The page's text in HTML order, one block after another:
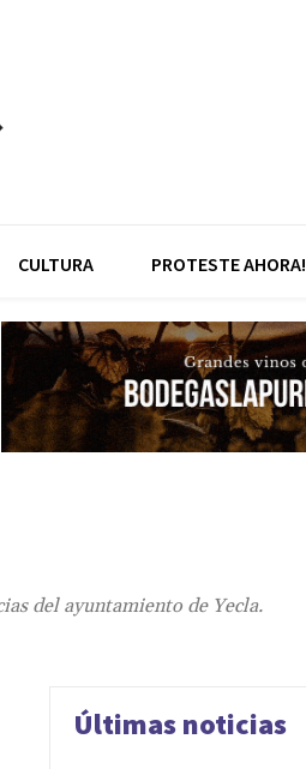
CULTURA PROTESTE AHORA!
del ayuntamiento de Yecla.
Últimas noticias